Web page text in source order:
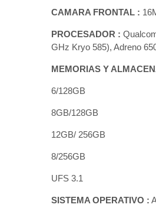
CAMARA FRONTAL :
PROCESADOR :
GHz Kryo 585), Adreno
MEMORIAS Y
6/128GB
8GB/128GB
12GB/ 256GB
8/256GB
UFS 3.1
SISTEMA OPERATIVO :